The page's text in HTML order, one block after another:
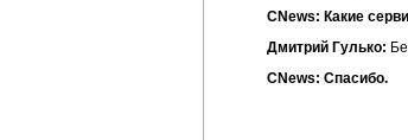
CNews: Какие
Дмитрий Гулько:
CNews: Спасибо.